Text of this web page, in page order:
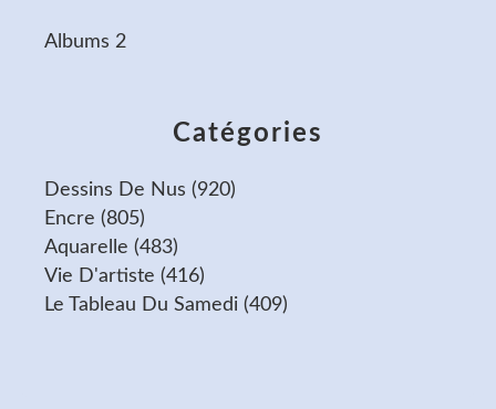
Catégories
Dessins De Nus (920)
Encre (805)
Aquarelle (483)
Vie D'artiste (416)
Le Tableau Du Samedi (409)
Albums 2